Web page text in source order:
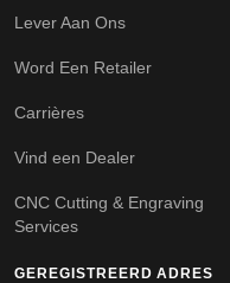
Lever Aan Ons
Word Een Retailer
Carrières
Vind een Dealer
CNC Cutting & Engraving
Services
GEREGISTREERD ADRES